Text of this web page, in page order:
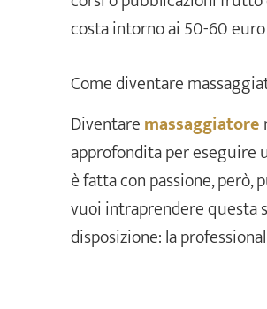
costa intorno ai 50-60
Come diventare
Diventaremassaggiatore
approfondita per eseguire
è fatta con passione, però,
vuoi intraprendere questa
disposizione: la